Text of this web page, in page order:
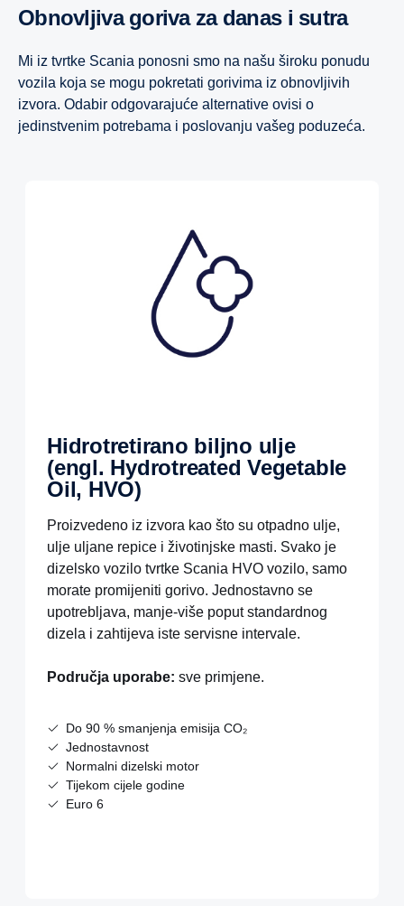
Obnovljiva goriva za danas i sutra
Mi iz tvrtke Scania ponosni smo na našu široku ponudu
vozila koja se mogu pokretati gorivima iz obnovljivih
izvora. Odabir odgovarajuće alternative ovisi o
jedinstvenim potrebama i poslovanju vašeg poduzeća.
Hidrotretirano biljno ulje
(engl. Hydrotreated Vegetable
Oil, HVO)
Proizvedeno iz izvora kao što su otpadno ulje,
ulje uljane repice i životinjske masti. Svako je
dizelsko vozilo tvrtke Scania HVO vozilo, samo
morate promijeniti gorivo. Jednostavno se
upotrebljava, manje-više poput standardnog
dizela i zahtijeva iste servisne intervale.
Područja uporabe: sve primjene.
Do 90 % smanjenja emisija CO₂
Jednostavnost
Normalni dizelski motor
Tijekom cijele godine
Euro 6